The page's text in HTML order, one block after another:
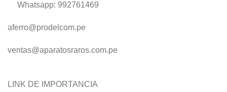
Whatsapp: 992761469
aferro@prodelcom.pe
ventas@aparatosraros.com.pe
LINK DE IMPORTANCIA